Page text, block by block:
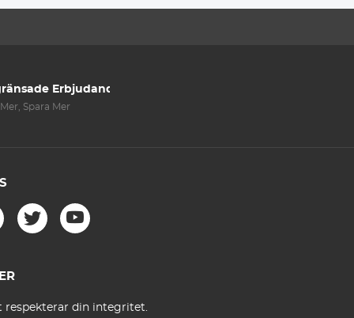
Creator
Erbjudanden
Spara Mer
respekterar din integritet.